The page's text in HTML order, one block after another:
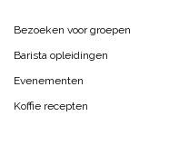
Bezoeken voor groepen
Barista opleidingen
Evenementen
Koffie recepten